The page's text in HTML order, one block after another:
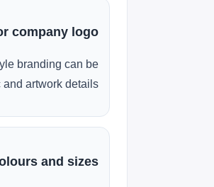
company logo?
branding can be
artwork details.
and sizes?